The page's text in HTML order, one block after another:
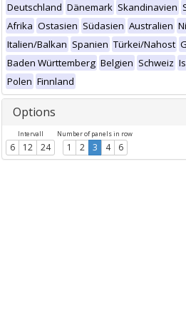
Deutschland Dänemark Skandinavien
Afrika Ostasien Südasien Australien
Italien/Balkan Spanien Türkei/Nahost
Baden Württemberg Belgien Schweiz
Polen Finnland
Options
Intervall
6 12 24
Number of panels in row
1 2 3 4 6